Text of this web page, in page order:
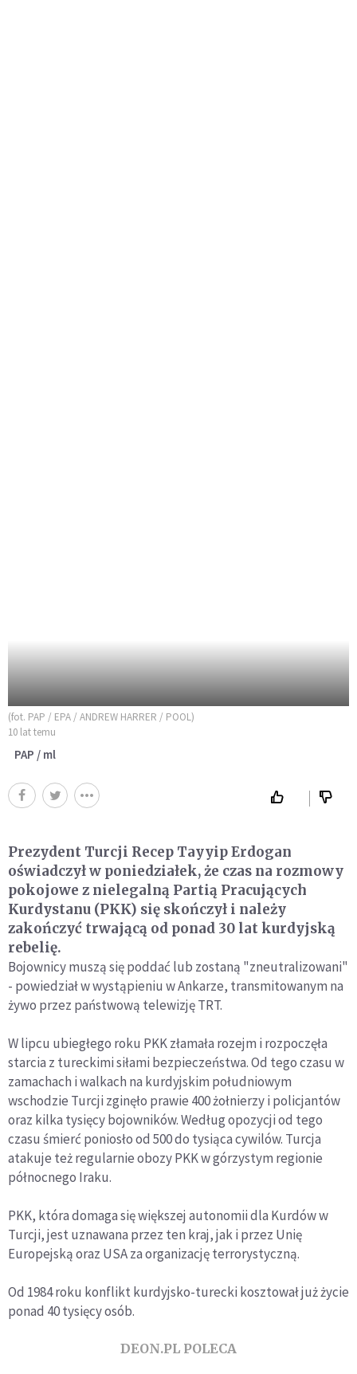
(fot. PAP / EPA / ANDREW HARRER / POOL)
10 lat temu
PAP / ml
Prezydent Turcji Recep Tayyip Erdogan
oświadczył w poniedziałek, że czas na rozmowy
pokojowe z nielegalną Partią Pracujących
Kurdystanu (PKK) się skończył i należy
zakończyć trwającą od ponad 30 lat kurdyjską
rebelię.
Bojownicy muszą się poddać lub zostaną "zneutralizowani"
- powiedział w wystąpieniu w Ankarze, transmitowanym na
żywo przez państwową telewizję TRT.
W lipcu ubiegłego roku PKK złamała rozejm i rozpoczęła
starcia z tureckimi siłami bezpieczeństwa. Od tego czasu w
zamachach i walkach na kurdyjskim południowym
wschodzie Turcji zginęło prawie 400 żołnierzy i policjantów
oraz kilka tysięcy bojowników. Według opozycji od tego
czasu śmierć poniosło od 500 do tysiąca cywilów. Turcja
atakuje też regularnie obozy PKK w górzystym regionie
północnego Iraku.
PKK, która domaga się większej autonomii dla Kurdów w
Turcji, jest uznawana przez ten kraj, jak i przez Unię
Europejską oraz USA za organizację terrorystyczną.
Od 1984 roku konflikt kurdyjsko-turecki kosztował już życie
ponad 40 tysięcy osób.
DEON.PL POLECA